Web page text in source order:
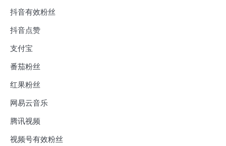
抖音有效粉丝
抖音点赞
支付宝
番茄粉丝
红果粉丝
网易云音乐
腾讯视频
视频号有效粉丝